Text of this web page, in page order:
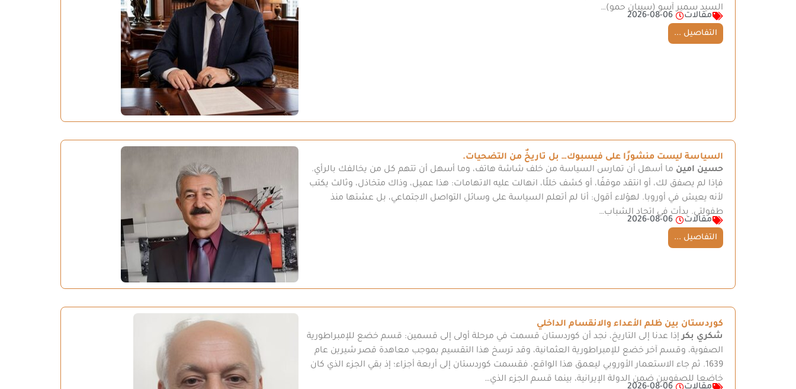
السيد سمير آسو (سيبان حمو)…
مقالات
2026-08-06
التفاصيل ...
السياسة ليست منشورًا على فيسبوك… بل تاريخٌ من التضحيات.
حسين امين ما أسهل أن تمارس السياسة من خلف شاشة هاتف، وما أسهل أن تتهم كل من يخالفك بالرأي.
فإذا لم يصفق لك، أو انتقد موقفًا، أو كشف خللًا، انهالت عليه الاتهامات: هذا عميل، وذاك متخاذل، وثالث يكتب
لأنه يعيش في أوروبا. لهؤلاء أقول: أنا لم أتعلم السياسة على وسائل التواصل الاجتماعي، بل عشتها منذ
طفولتي. بدأت في اتحاد الشباب…
مقالات
2026-08-06
التفاصيل ...
كوردستان بين ظلم الأعداء والانقسام الداخلي
شكري بكرإذا عدنا إلى التاريخ، نجد أن كوردستان قسمت في مرحلة أولى إلى قسمين: قسم خضع للإمبراطورية
الصفوية، وقسم آخر خضع للإمبراطورية العثمانية، وقد ترسخ هذا التقسيم بموجب معاهدة قصر شيرين عام
1639. ثم جاء الاستعمار الأوروبي ليعمق هذا الواقع، فقسمت كوردستان إلى أربعة أجزاء؛ إذ بقي الجزء الذي كان
خاضعا للصفويين ضمن الدولة الإيرانية، بينما قسم الجزء الذي…